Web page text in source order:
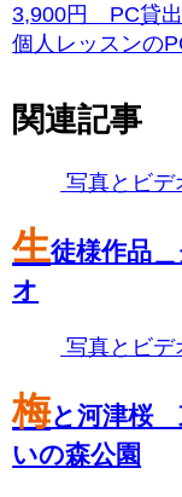
3,900円 PC貸
個人レッスンの
関連記事
写真とビデ
生徒様作品
オ
写真とビデ
梅と河津桜
いの森公園